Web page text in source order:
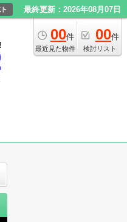
最終更新：2026年08月07日
00件
最近見た物件
00件
検討リスト